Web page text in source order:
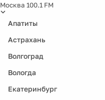
Москва 100.1 FM
Апатиты
Астрахань
Волгоград
Вологда
Екатеринбург